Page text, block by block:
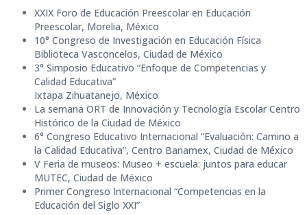
XXIX Foro de Educación Preescolar en Educación
Preescolar, Morelia, México
10° Congreso de Investigación en Educación Física
Biblioteca Vasconcelos, Ciudad de México
3° Simposio Educativo “Enfoque de Competencias y
Calidad Educativa”
Ixtapa Zihuatanejo, México
La semana ORT de Innovación y Tecnología Escolar Centro
Histórico de la Ciudad de México
6° Congreso Educativo Internacional “Evaluación: Camino a
la Calidad Educativa”, Centro Banamex, Ciudad de México
V Feria de museos: Museo + escuela: juntos para educar
MUTEC, Ciudad de México
Primer Congreso Internacional “Competencias en la
Educación del Siglo XXI”